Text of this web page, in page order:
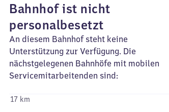
Bahnhof ist nicht
personalbesetzt
An diesem Bahnhof steht keine
Unterstützung zur Verfügung. Die
nächstgelegenen Bahnhöfe mit mobilen
Servicemitarbeitenden sind:
17 km